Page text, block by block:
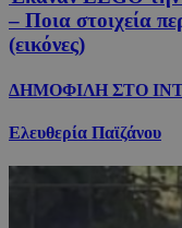
– Ποια στοιχεία
(εικόνες)
ΔΗΜΟΦΙΛΗ ΣΤΟ
Ελευθερία Παϊζάνου